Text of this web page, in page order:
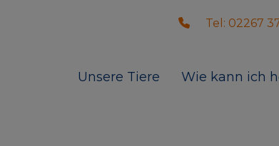
Tel: 02267
Unsere Tiere Wie kann ich